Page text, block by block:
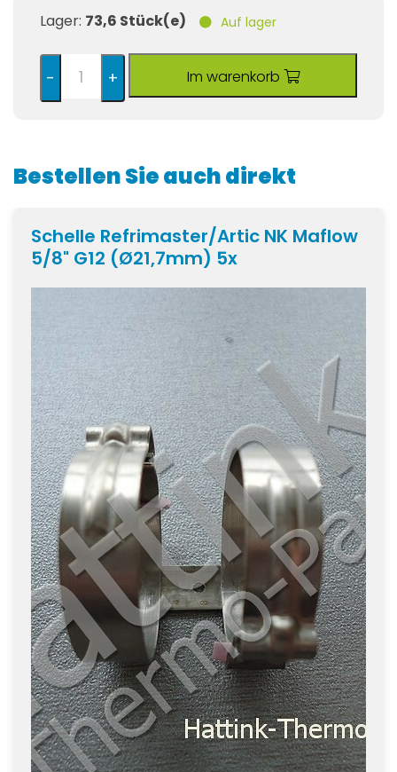
Lager: 73,6 Stück(e) Auf lager
- + Im warenkorb
Bestellen Sie auch direkt
Schelle Refrimaster/Artic NK Maflow
5/8" G12 (Ø21,7mm) 5x